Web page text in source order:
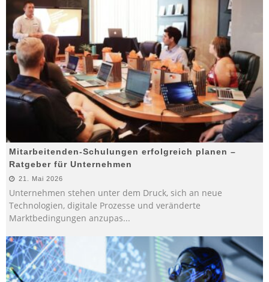
Mitarbeitenden-Schulungen erfolgreich planen –
Ratgeber für Unternehmen
21. Mai 2026
Unternehmen stehen unter dem Druck, sich an neue
Technologien, digitale Prozesse und veränderte
Marktbedingungen anzupas...